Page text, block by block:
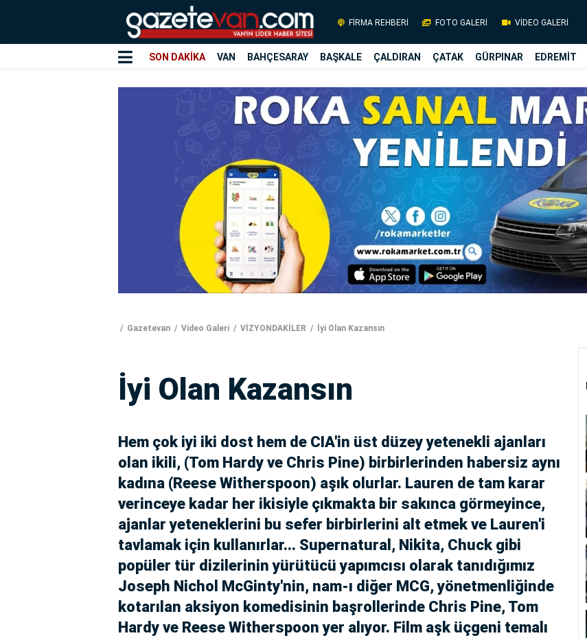
FİRMA REHBERİ FOTO GALERİ VİDEO GALERİ
SON DAKİKA VAN BAHÇESARAY BAŞKALE ÇALDIRAN ÇATAK GÜRPINAR EDREMİT
Gazetevan Video Galeri VİZYONDAKİLER İyi Olan Kazansın
İyi Olan Kazansın
Hem çok iyi iki dost hem de CIA'in üst düzey yetenekli ajanları
olan ikili, (Tom Hardy ve Chris Pine) birbirlerinden habersiz aynı
kadına (Reese Witherspoon) aşık olurlar. Lauren de tam karar
verinceye kadar her ikisiyle çıkmakta bir sakınca görmeyince,
ajanlar yeteneklerini bu sefer birbirlerini alt etmek ve Lauren'i
tavlamak için kullanırlar... Supernatural, Nikita, Chuck gibi
popüler tür dizilerinin yürütücü yapımcısı olarak tanıdığımız
Joseph Nichol McGinty'nin, nam-ı diğer MCG, yönetmenliğinde
kotarılan aksiyon komedisinin başrollerinde Chris Pine, Tom
Hardy ve Reese Witherspoon yer alıyor. Film aşk üçgeni temalı